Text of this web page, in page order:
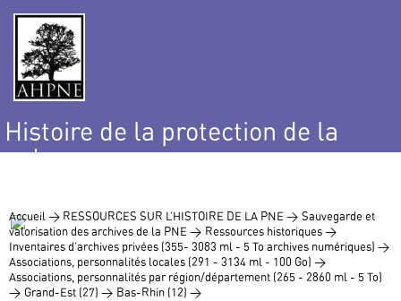
Histoire de la protection de la
nature
Accueil > RESSOURCES SUR L’HISTOIRE DE LA PNE > Sauvegarde et
valorisation des archives de la PNE > Ressources historiques >
Inventaires d’archives privées (355- 3083 ml - 5 To archives numériques) >
Associations, personnalités locales (291 - 3134 ml - 100 Go) >
Associations, personnalités par région/département (265 - 2860 ml - 5 To)
> Grand-Est (27) > Bas-Rhin (12) >